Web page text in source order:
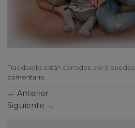
Trackbacks están cerrados, pero puedes
comentario
← Anterior
Siguiente →